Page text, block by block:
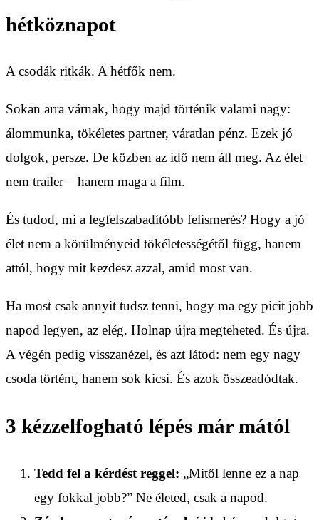
hétköznapot
A csodák ritkák. A hétfők nem.
Sokan arra várnak, hogy majd történik valami nagy:
álommunka, tökéletes partner, váratlan pénz. Ezek jó
dolgok, persze. De közben az idő nem áll meg. Az élet
nem trailer – hanem maga a film.
És tudod, mi a legfelszabadítóbb felismerés? Hogy a jó
élet nem a körülményeid tökéletességétől függ, hanem
attól, hogy mit kezdesz azzal, amid most van.
Ha most csak annyit tudsz tenni, hogy ma egy picit jobb
napod legyen, az elég. Holnap újra megteheted. És újra.
A végén pedig visszanézel, és azt látod: nem egy nagy
csoda történt, hanem sok kicsi. És azok összeadódtak.
3 kézzelfogható lépés már mától
Tedd fel a kérdést reggel: „Mitől lenne ez a nap
egy fokkal jobb?” Ne életed, csak a napod.